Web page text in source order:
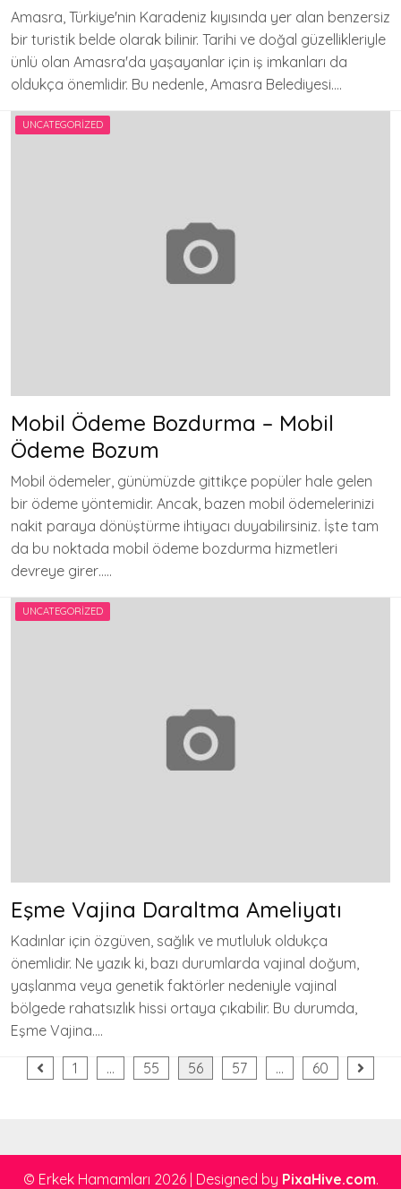
Amasra, Türkiye'nin Karadeniz kıyısında yer alan benzersiz
bir turistik belde olarak bilinir. Tarihi ve doğal güzellikleriyle
ünlü olan Amasra'da yaşayanlar için iş imkanları da
oldukça önemlidir. Bu nedenle, Amasra Belediyesi….
UNCATEGORIZED
Mobil Ödeme Bozdurma – Mobil
Ödeme Bozum
Mobil ödemeler, günümüzde gittikçe popüler hale gelen
bir ödeme yöntemidir. Ancak, bazen mobil ödemelerinizi
nakit paraya dönüştürme ihtiyacı duyabilirsiniz. İşte tam
da bu noktada mobil ödeme bozdurma hizmetleri
devreye girer…..
UNCATEGORIZED
Eşme Vajina Daraltma Ameliyatı
Kadınlar için özgüven, sağlık ve mutluluk oldukça
önemlidir. Ne yazık ki, bazı durumlarda vajinal doğum,
yaşlanma veya genetik faktörler nedeniyle vajinal
bölgede rahatsızlık hissi ortaya çıkabilir. Bu durumda,
Eşme Vajina….
Yazı
1 … 55 56 57 … 60
© Erkek Hamamları 2026 Designed by PixaHive.com.